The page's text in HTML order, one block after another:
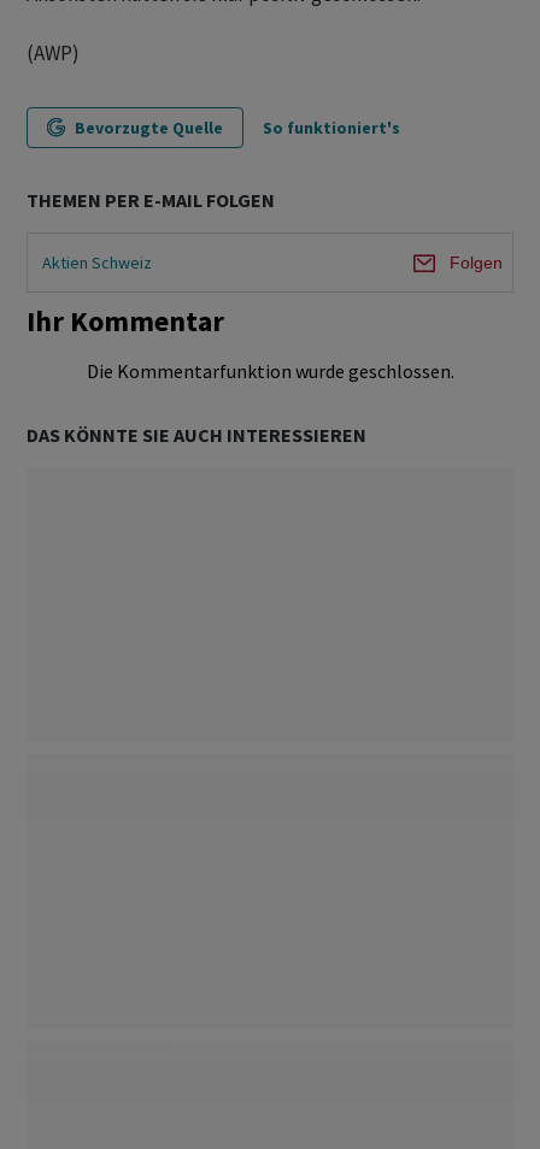
(AWP)
Bevorzugte Quelle So funktioniert's
THEMEN PER E-MAIL FOLGEN
Aktien Schweiz Folgen
Ihr Kommentar
Die Kommentarfunktion wurde geschlossen.
DAS KÖNNTE SIE AUCH INTERESSIEREN